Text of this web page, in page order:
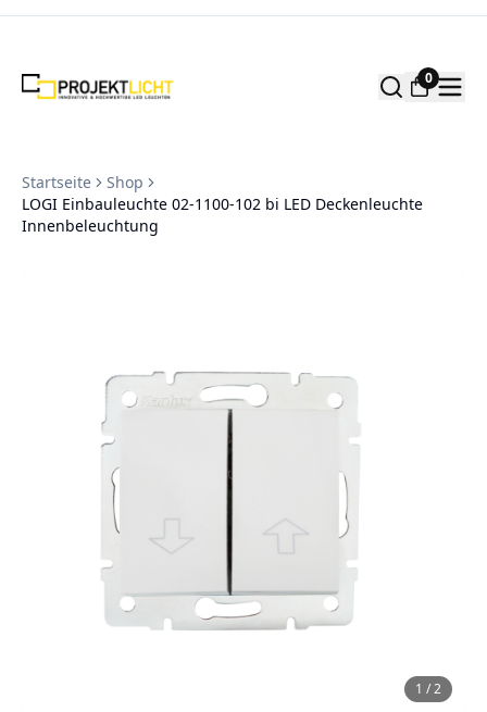
Zum Inhalt springen
0
Startseite
Shop
LOGI Einbauleuchte 02-1100-102 bi LED Deckenleuchte
Innenbeleuchtung
1 /2